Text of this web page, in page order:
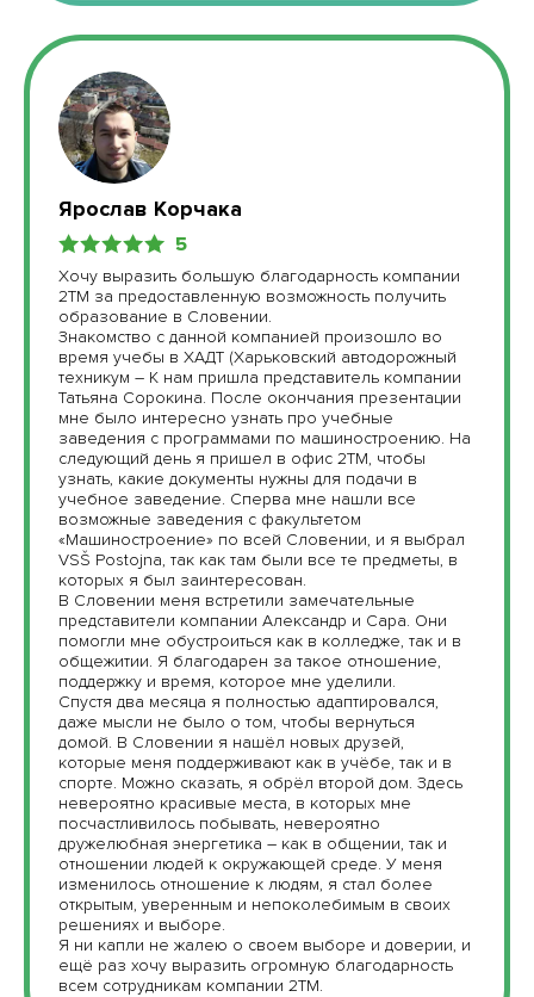
Ярослав Корчака
5
Хочу выразить большую благодарность компании
2TM за предоставленную возможность получить
образование в Словении.
Знакомство с данной компанией произошло во
время учебы в ХАДТ (Харьковский автодорожный
техникум – К нам пришла представитель компании
Татьяна Сорокина. После окончания презентации
мне было интересно узнать про учебные
заведения с программами по машиностроению. На
следующий день я пришел в офис 2TM, чтобы
узнать, какие документы нужны для подачи в
учебное заведение. Сперва мне нашли все
возможные заведения с факультетом
«Машиностроение» по всей Словении, и я выбрал
VSŠ Postojna, так как там были все те предметы, в
которых я был заинтересован.
В Словении меня встретили замечательные
представители компании Александр и Сара. Они
помогли мне обустроиться как в колледже, так и в
общежитии. Я благодарен за такое отношение,
поддержку и время, которое мне уделили.
Спустя два месяца я полностью адаптировался,
даже мысли не было о том, чтобы вернуться
домой. В Словении я нашёл новых друзей,
которые меня поддерживают как в учёбе, так и в
спорте. Можно сказать, я обрёл второй дом. Здесь
невероятно красивые места, в которых мне
посчастливилось побывать, невероятно
дружелюбная энергетика – как в общении, так и
отношении людей к окружающей среде. У меня
изменилось отношение к людям, я стал более
открытым, уверенным и непоколебимым в своих
решениях и выборе.
Я ни капли не жалею о своем выборе и доверии, и
ещё раз хочу выразить огромную благодарность
всем сотрудникам компании 2TM.